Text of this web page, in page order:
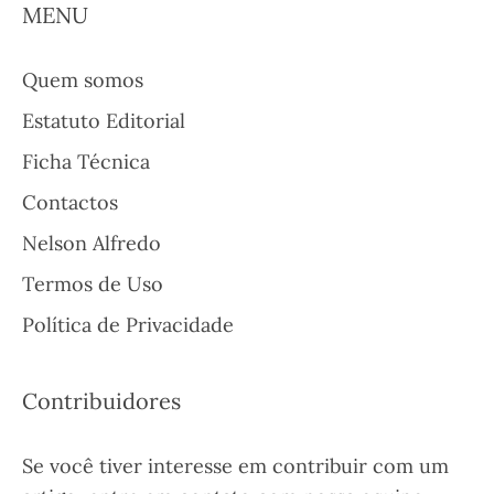
MENU
Quem somos
Estatuto Editorial
Ficha Técnica
Contactos
Nelson Alfredo
Termos de Uso
Política de Privacidade
Contribuidores
Se você tiver interesse em contribuir com um